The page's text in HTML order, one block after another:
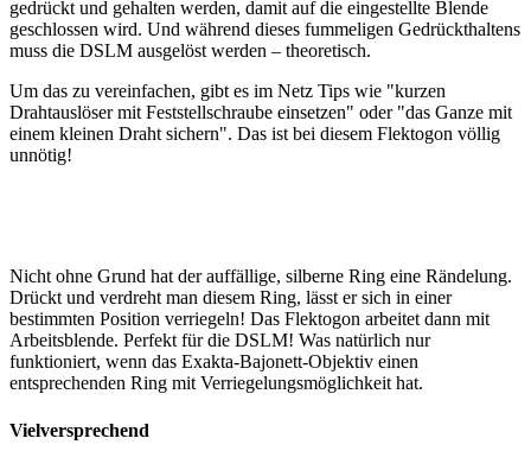
gedrückt und gehalten werden, damit auf die eingestellte Blende
geschlossen wird. Und während dieses fummeligen Gedrückthaltens
muss die DSLM ausgelöst werden – theoretisch.
Um das zu vereinfachen, gibt es im Netz Tips wie "kurzen
Drahtauslöser mit Feststellschraube einsetzen" oder "das Ganze mit
einem kleinen Draht sichern". Das ist bei diesem Flektogon völlig
unnötig!
Nicht ohne Grund hat der auffällige, silberne Ring eine Rändelung.
Drückt und verdreht man diesem Ring, lässt er sich in einer
bestimmten Position verriegeln! Das Flektogon arbeitet dann mit
Arbeitsblende. Perfekt für die DSLM! Was natürlich nur
funktioniert, wenn das Exakta-Bajonett-Objektiv einen
entsprechenden Ring mit Verriegelungsmöglichkeit hat.
Vielversprechend